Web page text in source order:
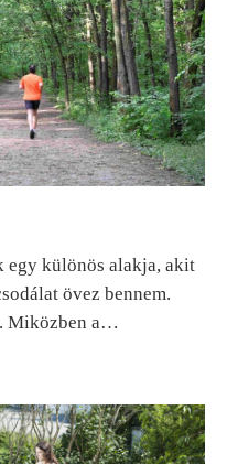
egy különös alakja, akit
övez bennem.
Miközben a…